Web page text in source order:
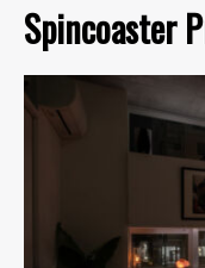
Spincoaster